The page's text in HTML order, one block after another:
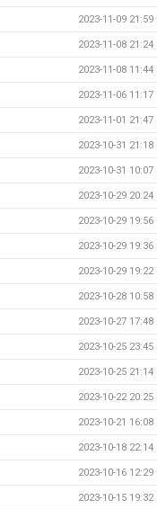
2023-11-09 21:59
2023-11-08 21:24
2023-11-08 11:44
2023-11-06 11:17
2023-11-01 21:47
2023-10-31 21:18
2023-10-31 10:07
2023-10-29 20:24
2023-10-29 19:56
2023-10-29 19:36
2023-10-29 19:22
2023-10-28 10:58
2023-10-27 17:48
2023-10-25 23:45
2023-10-25 21:14
2023-10-22 20:25
2023-10-21 16:08
2023-10-18 22:14
2023-10-16 12:29
2023-10-15 19:32